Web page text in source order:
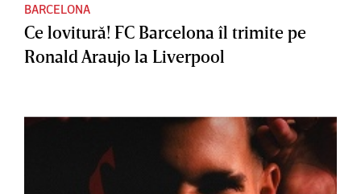
BARCELONA
Ce lovitură! FC Barcelona îl trimite pe
Ronald Araujo la Liverpool